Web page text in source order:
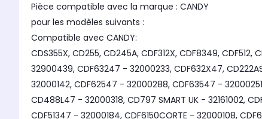
Pièce compatible avec la marque : CANDY
pour les modèles suivants :
Compatible avec CANDY:
CDS355X, CD255, CD245A, CDF312X, CDF8349,
32900439, CDF63247 - 32000233, CDF632X47,
32000142, CDF62547 - 32000288, CDF63547 -
CD488L47 - 32000318, CD797 SMART UK - 32161002,
CDF51347 - 32000184, CDF6150CORTE - 32000108,